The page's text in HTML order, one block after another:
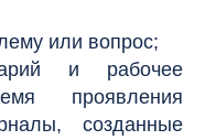
или вопрос;
и рабочее
проявления
созданные